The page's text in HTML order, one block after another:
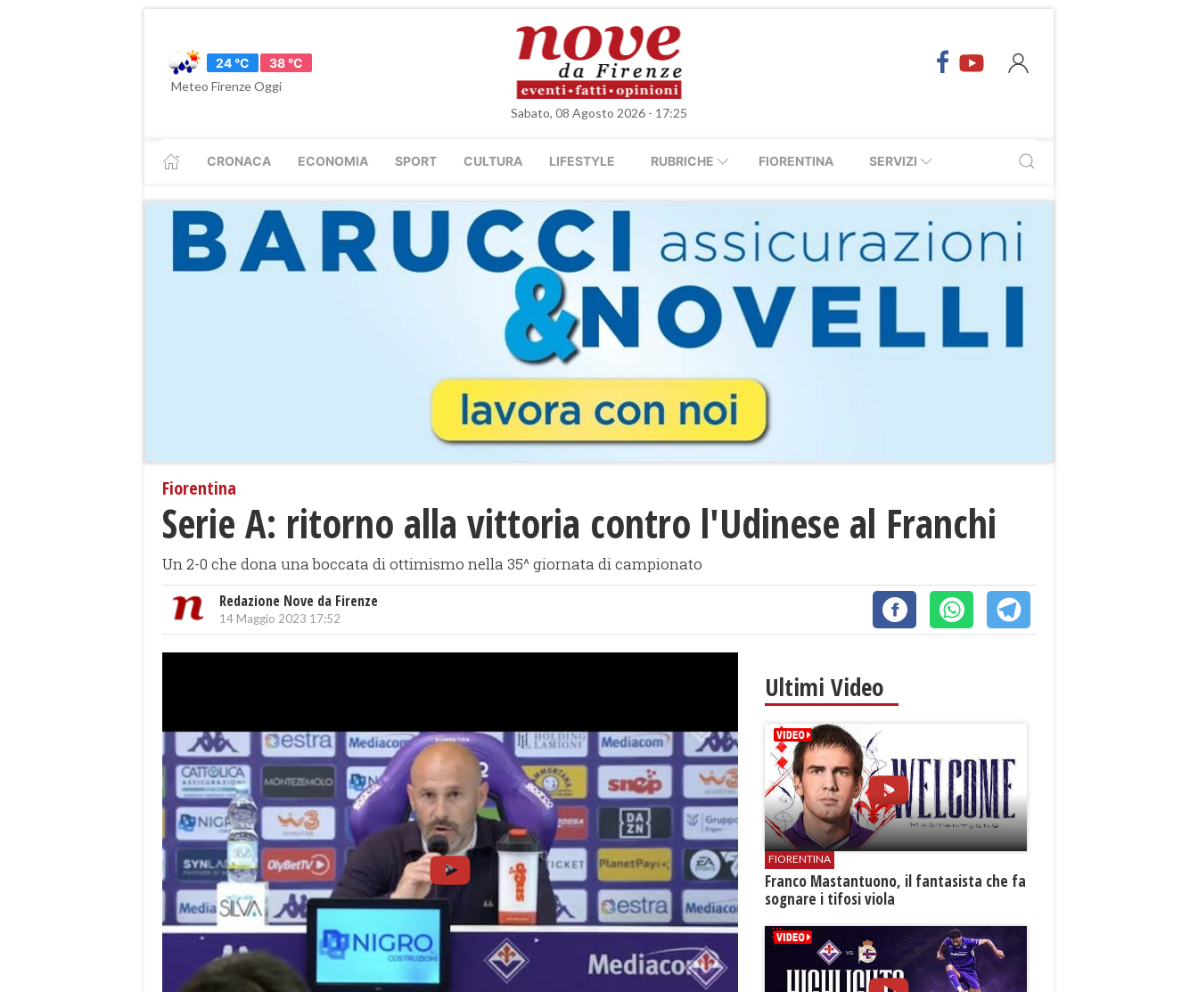
24 °C
38 °C
Meteo Firenze Oggi
Sabato, 08 Agosto 2026 - 17:25
CRONACA ECONOMIA SPORT CULTURA LIFESTYLE RUBRICHE FIORENTINA SERVIZI
Fiorentina
Serie A: ritorno alla vittoria contro l'Udinese al Franchi
Un 2-0 che dona una boccata di ottimismo nella 35^ giornata di campionato
Redazione Nove da Firenze
14 Maggio 2023 17:52
Ultimi Video
FIORENTINA
Franco Mastantuono, il fantasista che fa
sognare i tifosi viola